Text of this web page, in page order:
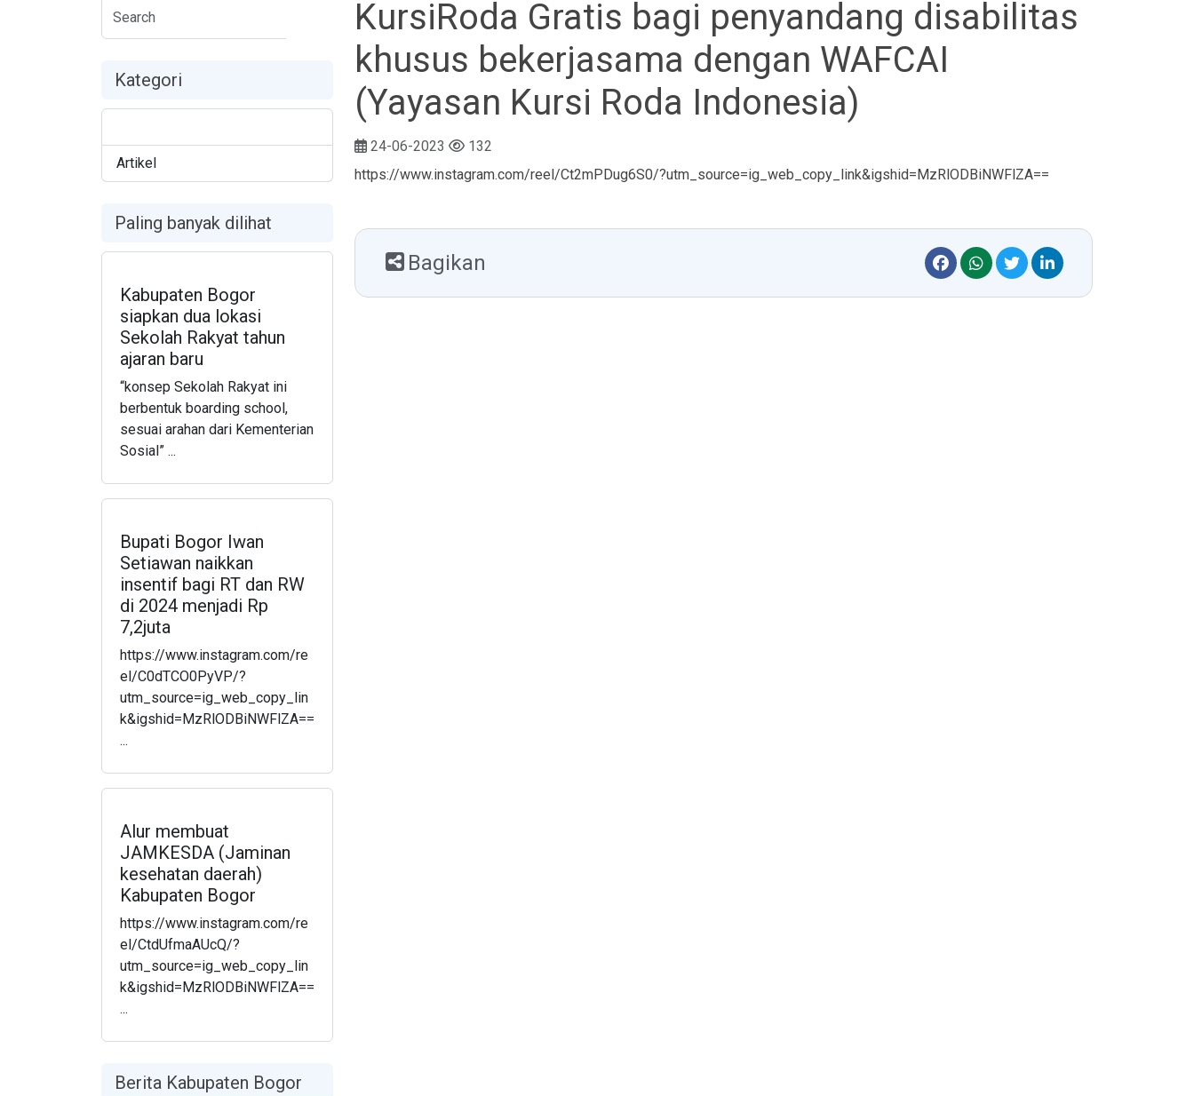
Kategori
Artikel
Paling banyak dilihat
Kabupaten Bogor
siapkan dua lokasi
Sekolah Rakyat tahun
ajaran baru
“konsep Sekolah Rakyat ini
berbentuk boarding school,
sesuai arahan dari Kementerian
Sosial” ...
Bupati Bogor Iwan
Setiawan naikkan
insentif bagi RT dan RW
di 2024 menjadi Rp
7,2juta
https://www.instagram.com/re
el/C0dTCO0PyVP/?
utm_source=ig_web_copy_lin
k&igshid=MzRlODBiNWFlZA==
...
Alur membuat
JAMKESDA (Jaminan
kesehatan daerah)
Kabupaten Bogor
https://www.instagram.com/re
el/CtdUfmaAUcQ/?
utm_source=ig_web_copy_lin
k&igshid=MzRlODBiNWFlZA==
...
Berita Kabupaten Bogor
KursiRoda Gratis bagi penyandang disabilitas
khusus bekerjasama dengan WAFCAI
(Yayasan Kursi Roda Indonesia)
24-06-2023
132
https://www.instagram.com/reel/Ct2mPDug6S0/?utm_source=ig_web_copy_link&igshid=MzRlODBiNWFlZA==
Bagikan